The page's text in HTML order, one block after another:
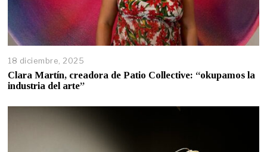
18 diciembre, 2025
Clara Martín, creadora de Patio Collective: “okupamos la
industria del arte”